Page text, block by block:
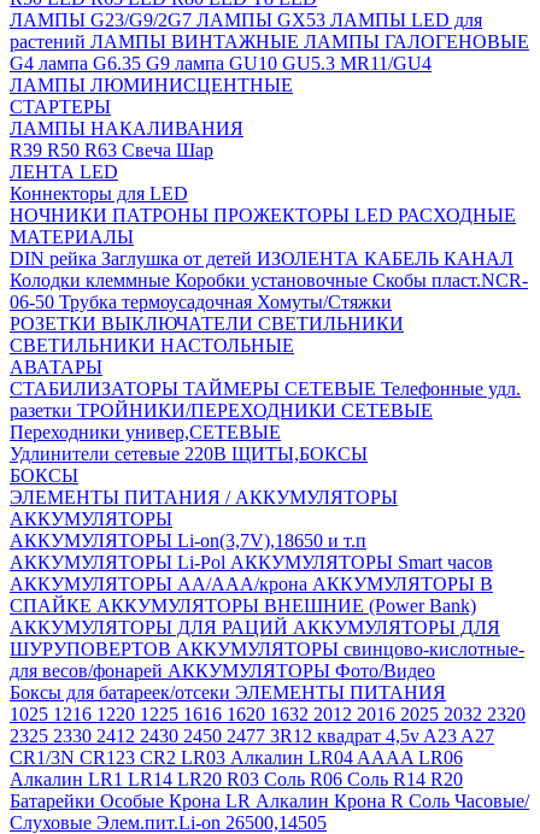
ЛАМПЫ G23/G9/2G7 ЛАМПЫ GX53 ЛАМПЫ LED для
растений ЛАМПЫ ВИНТАЖНЫЕ ЛАМПЫ ГАЛОГЕНОВЫЕ
G4 лампа G6.35 G9 лампа GU10 GU5.3 MR11/GU4
ЛАМПЫ ЛЮМИНИСЦЕНТНЫЕ
СТАРТЕРЫ
ЛАМПЫ НАКАЛИВАНИЯ
R39 R50 R63 Свеча Шар
ЛЕНТА LED
Коннекторы для LED
НОЧНИКИ ПАТРОНЫ ПРОЖЕКТОРЫ LED РАСХОДНЫЕ
МАТЕРИАЛЫ
DIN рейка Заглушка от детей ИЗОЛЕНТА КАБЕЛЬ КАНАЛ
Колодки клеммные Коробки установочные Скобы пласт.NCR-
06-50 Трубка термоусадочная Хомуты/Стяжки
РОЗЕТКИ ВЫКЛЮЧАТЕЛИ СВЕТИЛЬНИКИ
СВЕТИЛЬНИКИ НАСТОЛЬНЫЕ
АВАТАРЫ
СТАБИЛИЗАТОРЫ ТАЙМЕРЫ СЕТЕВЫЕ Телефонные удл.
разетки ТРОЙНИКИ/ПЕРЕХОДНИКИ СЕТЕВЫЕ
Переходники универ,СЕТЕВЫЕ
Удлинители сетевые 220В ЩИТЫ,БОКСЫ
БОКСЫ
ЭЛЕМЕНТЫ ПИТАНИЯ / АККУМУЛЯТОРЫ
АККУМУЛЯТОРЫ
АККУМУЛЯТОРЫ Li-on(3,7V),18650 и т.п
АККУМУЛЯТОРЫ Li-Pol АККУМУЛЯТОРЫ Smart часов
АККУМУЛЯТОРЫ АА/ААА/крона АККУМУЛЯТОРЫ В
СПАЙКЕ АККУМУЛЯТОРЫ ВНЕШНИЕ (Power Bank)
АККУМУЛЯТОРЫ ДЛЯ РАЦИЙ АККУМУЛЯТОРЫ ДЛЯ
ШУРУПОВЕРТОВ АККУМУЛЯТОРЫ свинцово-кислотные-
для весов/фонарей АККУМУЛЯТОРЫ Фото/Видео
Боксы для батареек/отсеки ЭЛЕМЕНТЫ ПИТАНИЯ
1025 1216 1220 1225 1616 1620 1632 2012 2016 2025 2032 2320
2325 2330 2412 2430 2450 2477 3R12 квадрат 4,5v A23 A27
CR1/3N CR123 CR2 LR03 Алкалин LR04 AAAA LR06
Алкалин LR1 LR14 LR20 R03 Соль R06 Соль R14 R20
Батарейки Особые Крона LR Алкалин Крона R Соль Часовые/
Слуховые Элем.пит.Li-on 26500,14505